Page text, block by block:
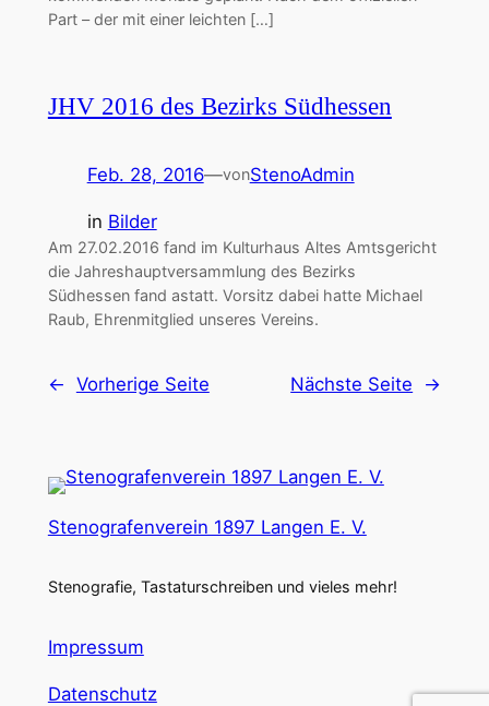
Part – der mit einer leichten […]
JHV 2016 des Bezirks Südhessen
Feb. 28, 2016—vonStenoAdmin
in Bilder
Am 27.02.2016 fand im Kulturhaus Altes Amtsgericht
die Jahreshauptversammlung des Bezirks
Südhessen fand astatt. Vorsitz dabei hatte Michael
Raub, Ehrenmitglied unseres Vereins.
← Vorherige Seite Nächste Seite →
Stenografenverein 1897 Langen E. V.
Stenografie, Tastaturschreiben und vieles mehr!
Impressum
Datenschutz